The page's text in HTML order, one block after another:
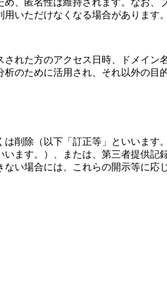
いただけなくなる場合があります。
れた方のアクセス日時、ドメイン
のために活用され、それ以外の目
削除（以下「訂正等」といいます
ます。）、または、第三者提供記
い場合には、これらの開示等に応